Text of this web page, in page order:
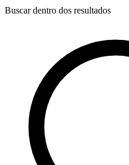
Buscar dentro dos resultados